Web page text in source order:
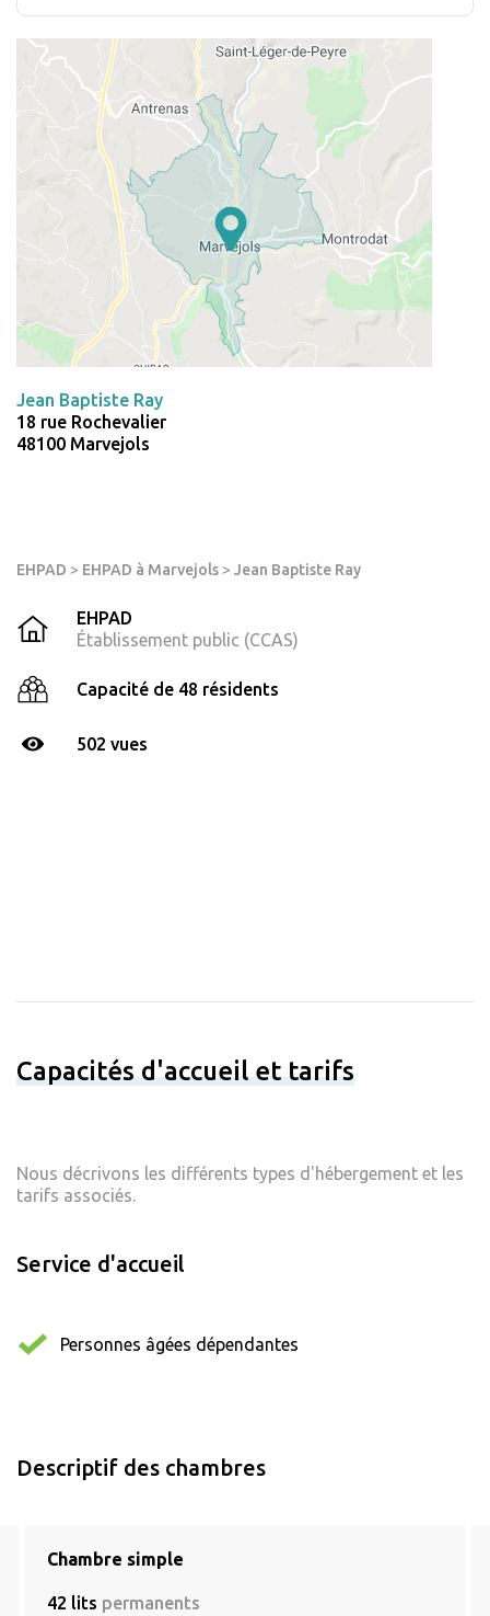
EHPAD > EHPAD à Marvejols > Jean Baptiste Ray
EHPAD
Établissement public (CCAS)
Capacité de 48 résidents
502 vues
Jean Baptiste Ray
18 rue Rochevalier
48100 Marvejols
Capacités d'accueil et tarifs
Nous décrivons les différents types d'hébergement et les
tarifs associés.
Service d'accueil
Personnes âgées dépendantes
Descriptif des chambres
Chambre simple
42 lits permanents